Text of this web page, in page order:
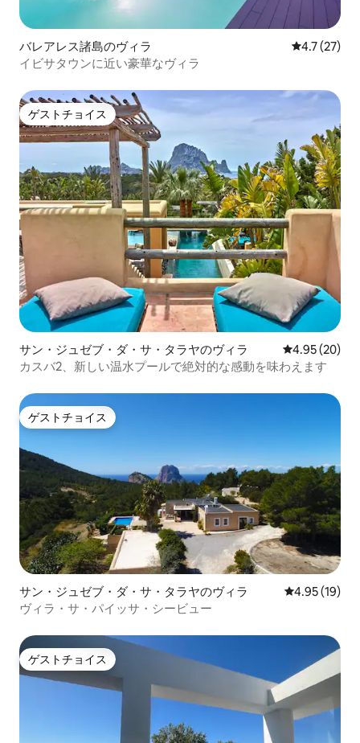
バレアレス諸島のヴィラ レビュー27
4.7 (27)
イビサタウンに近い豪華なヴィラ
ゲストチョイス
ゲストチョイス
サン・ジュゼブ・ダ・サ・タラヤのヴィラ レビュー20
4.95 (20)
カスバ2、新しい温水プールで絶対的な感動を味わえます
ゲストチョイス
ゲストチョイス
サン・ジュゼブ・ダ・サ・タラヤのヴィラ レビュー19
4.95 (19)
ヴィラ・サ・パイッサ・シービュー
ゲストチョイス
ゲストチョイス